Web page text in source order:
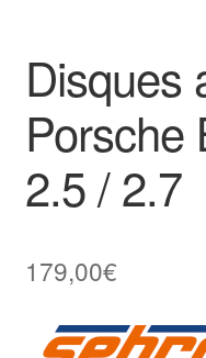
Disques
Porsche
2.5 / 2.7
179,00€